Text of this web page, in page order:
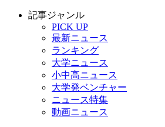
記事ジャンル
PICK UP
最新ニュース
ランキング
大学ニュース
小中高ニュース
大学発ベンチャー
ニュース特集
動画ニュース